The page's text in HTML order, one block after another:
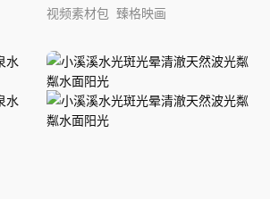
视频素材包 臻格映画